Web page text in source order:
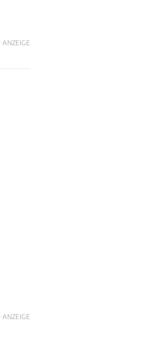
ANZEIGE
ANZEIGE